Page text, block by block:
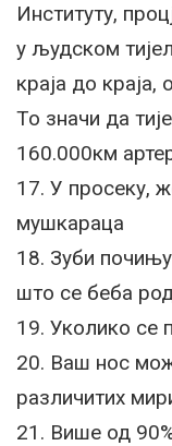
Институту,
у људском
краја до
То значи да
160.000км
17. У просеку,
мушкараца
18. Зуби
што се беба
19. Уколико се
20. Ваш нос
различитих
21. Више од